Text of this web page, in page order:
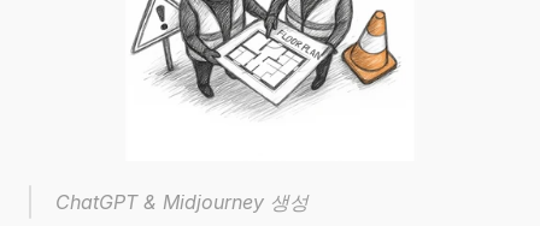
ChatGPT & Midjourney 생성